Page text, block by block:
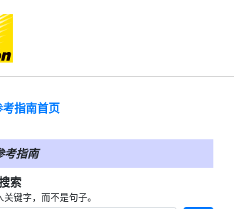
考指南首页
考指南
索
关键字，而不是句子。